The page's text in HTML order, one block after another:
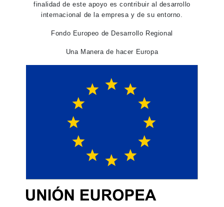
finalidad de este apoyo es contribuir al desarrollo
internacional de la empresa y de su entorno.
Fondo Europeo de Desarrollo Regional
Una Manera de hacer Europa